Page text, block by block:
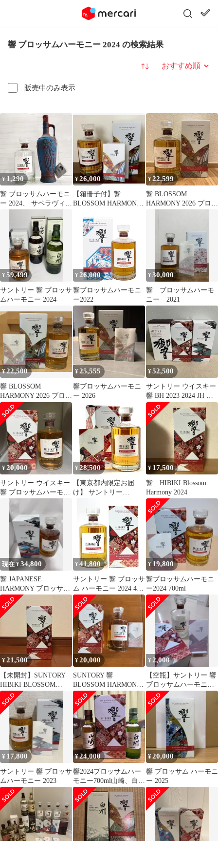
響 ブロッサムハーモニー 2024 の検索結果
販売中のみ表示
並び替え
¥1,290
響 ブロッサムハーモニ
ー 2024、 サペラヴィ
¥26,000
【箱冊子付】響
BLOSSOM HARMONY
ニー
¥22,599
響 BLOSSOM
HARMONY 2026 ブロッ
¥59,499
サントリー 響 ブロッサ
ムハーモニー 2024
¥ 26,000
響ブロッサムハーモニ
ー2022
¥30,000
響 ブロッサムハーモ
ニー 2021
¥22,500
響 BLOSSOM
HARMONY 2026 ブロッ
サム ハーモニー 冊子
付き
¥25,555
響ブロッサムハーモニ
ー 2026
¥52,500
サントリー ウイスキー
響 BH 2023 2024 JH ３
本セット
¥20,000
サントリー ウイスキー
響 ブロッサムハーモニ
ー 2024
¥28,500
【東京都内限定お届
け】 サントリー
ムハーモニー 2024
700ml 国産ウイスキー
【古酒】
¥ 17,500
響 HIBIKI Blossom
Harmony 2024
現在 ¥34,800
響 JAPANESE
HARMONY ブロッサム
ハーモニー 2023 セット
¥ 41,800
サントリー 響 ブロッサ
ム ハーモニー 2024 43
度 箱付 700ml
^YASTBHJE^
¥19,800
響ブロッサムハーモニ
ー2024 700ml
¥21,500
【未開封】SUNTORY
HIBIKI BLOSSOM
HARMONY 2024
¥20,000
SUNTORY 響
BLOSSOM HARMONY
2024
¥ 2,000
【空瓶】サントリー 響
ブロッサムハーモニー
2024 専用箱 冊子付
き
¥ 17,800
サントリー 響 ブロッサ
ムハーモニー 2023
¥24,000
響2024ブロッサムハー
モニー700ml山崎、白州
180mlミニボトル
¥20,000
響 ブロッサム ハーモニ
ー 2025